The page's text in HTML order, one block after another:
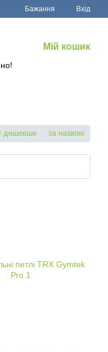
Бажання Вхід
Мій кошик
дешевше за назвою